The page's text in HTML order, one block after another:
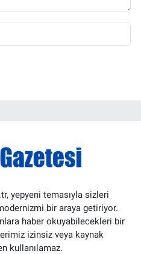
yepyeni temasıyla sizleri
bir araya getiriyor.
haber okuyabilecekleri bir
izinsiz veya kaynak
kullanılamaz.